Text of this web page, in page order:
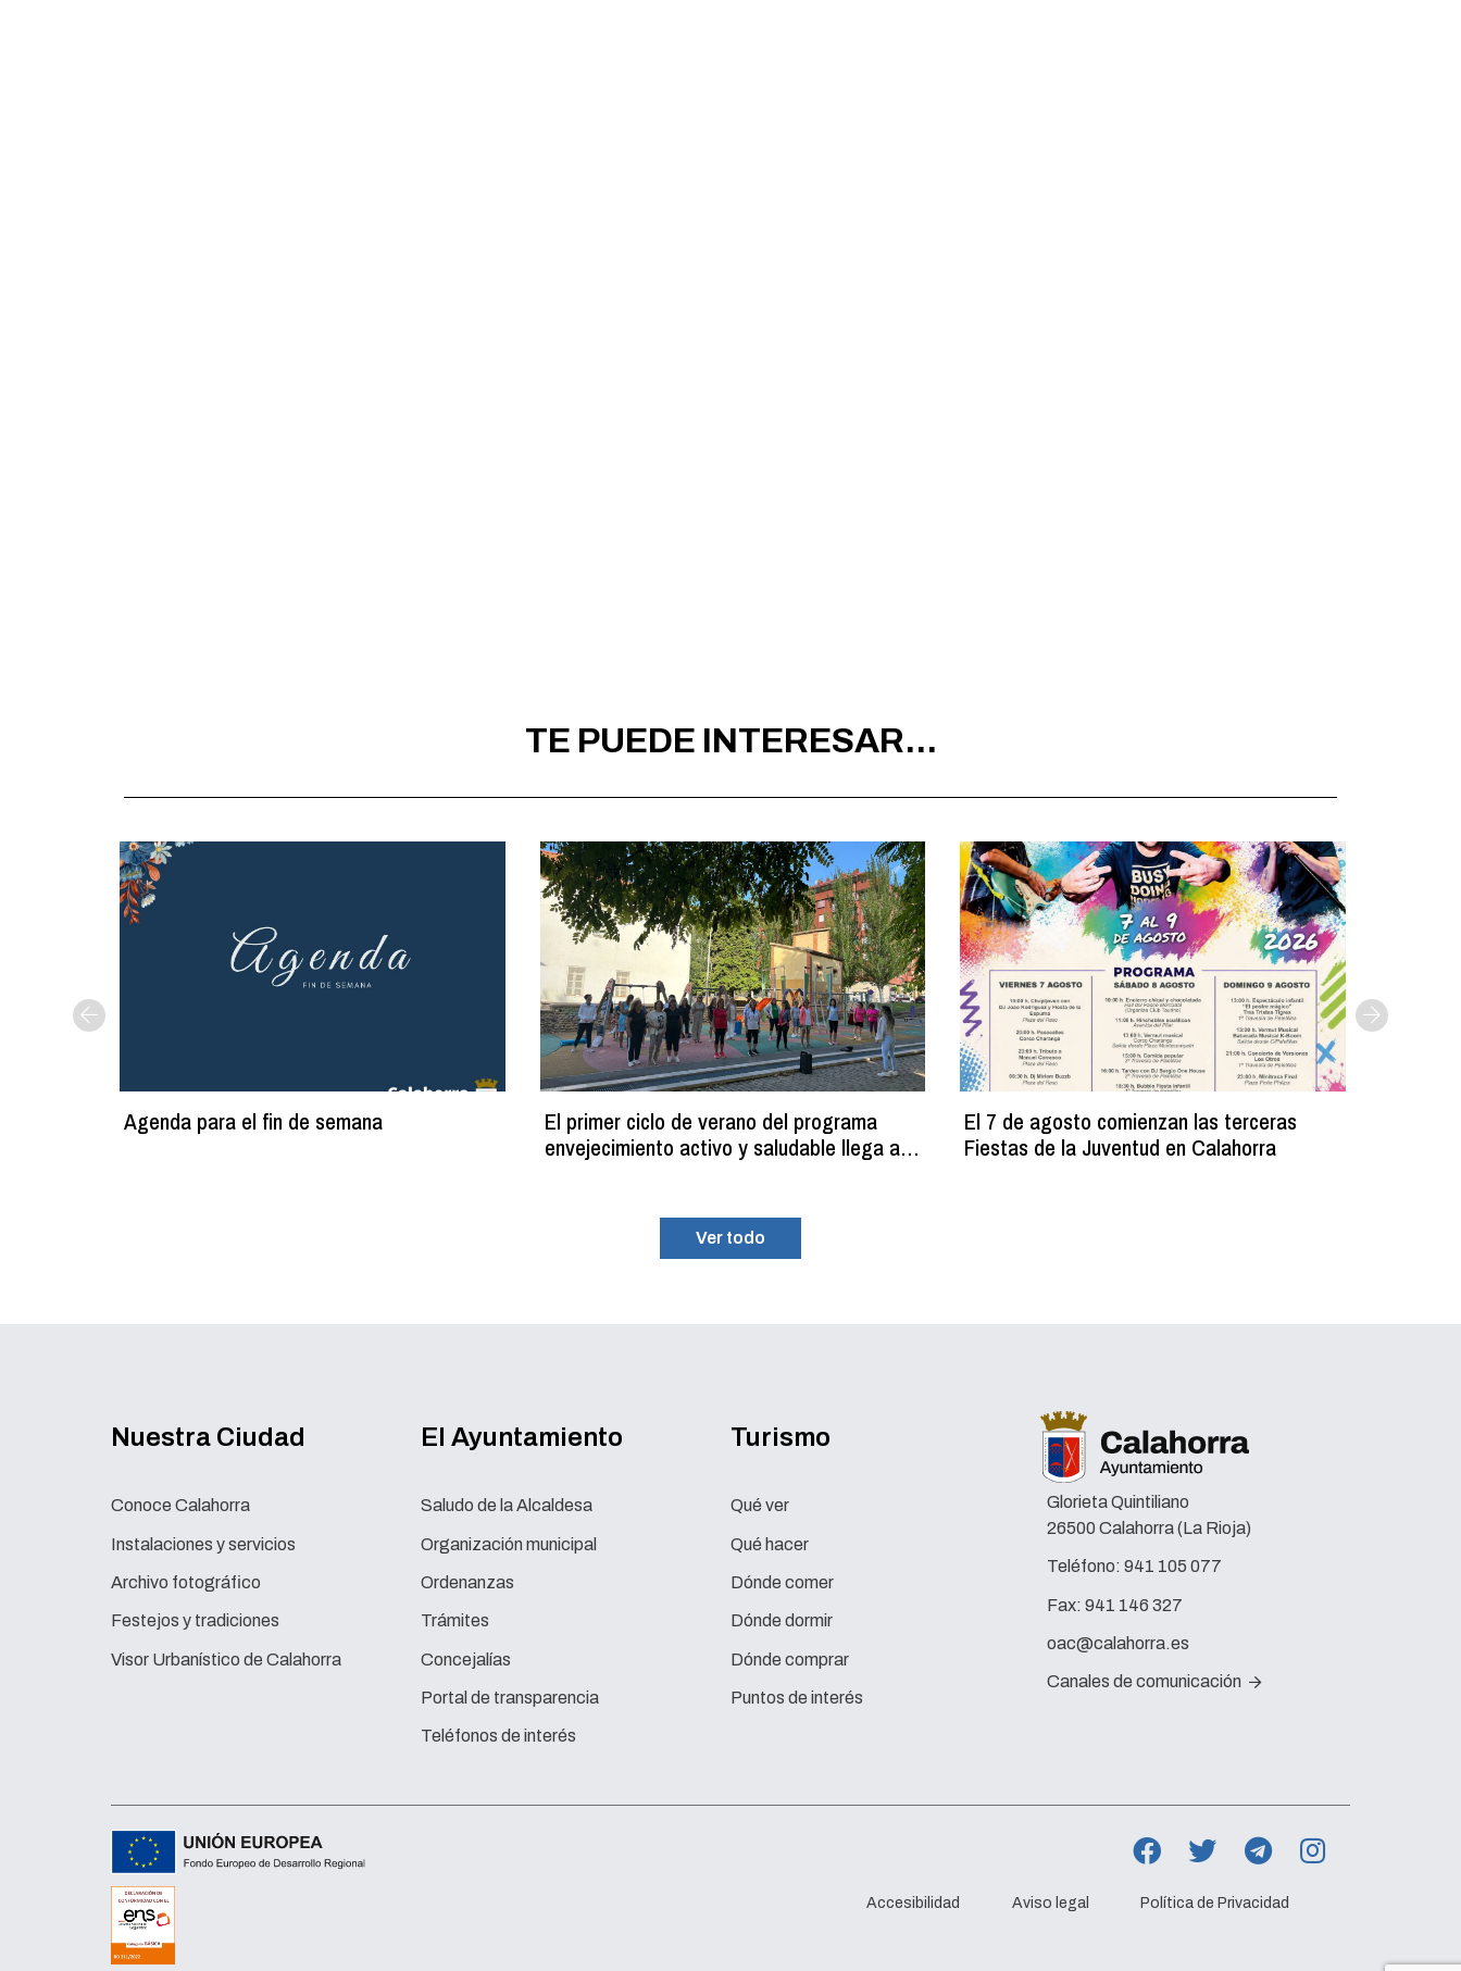
TE PUEDE INTERESAR...
Agenda para el fin de semana
El primer ciclo de verano del programa
envejecimiento activo y saludable llega a
El 7 de agosto comienzan las terceras
Fiestas de la Juventud en Calahorra
Ver todo
Nuestra Ciudad
Conoce Calahorra
Instalaciones y servicios
Archivo fotográfico
Festejos y tradiciones
Visor Urbanístico de Calahorra
El Ayuntamiento
Saludo de la Alcaldesa
Organización municipal
Ordenanzas
Trámites
Concejalías
Portal de transparencia
Teléfonos de interés
Turismo
Qué ver
Qué hacer
Dónde comer
Dónde dormir
Dónde comprar
Puntos de interés
Glorieta Quintiliano
26500 Calahorra (La Rioja)
Teléfono: 941 105 077
Fax: 941 146 327
oac@calahorra.es
Canales de comunicación
Accesibilidad Aviso legal Política de Privacidad